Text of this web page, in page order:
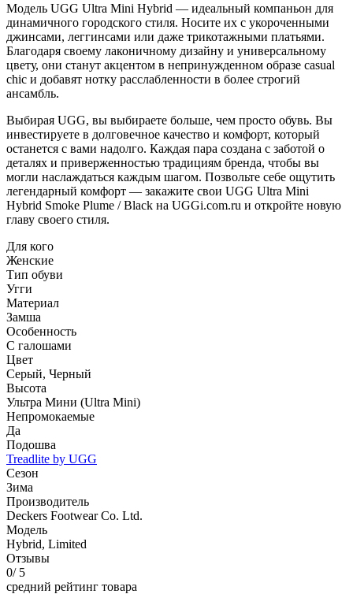
Модель UGG Ultra Mini Hybrid — идеальный компаньон для
динамичного городского стиля. Носите их с укороченными
джинсами, леггинсами или даже трикотажными платьями.
Благодаря своему лаконичному дизайну и универсальному
цвету, они станут акцентом в непринужденном образе casual
chic и добавят нотку расслабленности в более строгий
ансамбль.
Выбирая UGG, вы выбираете больше, чем просто обувь. Вы
инвестируете в долговечное качество и комфорт, который
останется с вами надолго. Каждая пара создана с заботой о
деталях и приверженностью традициям бренда, чтобы вы
могли наслаждаться каждым шагом. Позвольте себе ощутить
легендарный комфорт — закажите свои UGG Ultra Mini
Hybrid Smoke Plume / Black на UGGi.com.ru и откройте новую
главу своего стиля.
Для кого
Женские
Тип обуви
Угги
Материал
Замша
Особенность
С галошами
Цвет
Серый, Черный
Высота
Ультра Мини (Ultra Mini)
Непромокаемые
Да
Подошва
Treadlite by UGG
Сезон
Зима
Производитель
Deckers Footwear Co. Ltd.
Модель
Hybrid, Limited
Отзывы
0/ 5
средний рейтинг товара